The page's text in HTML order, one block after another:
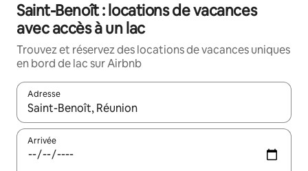
Saint-Benoît : locations de vacances
avec accès à un lac
Trouvez et réservez des locations de vacances uniques
en bord de lac sur Airbnb
Adresse
Lorsque les résultats s'affichent, utilisez les flèches vers le
Arrivée